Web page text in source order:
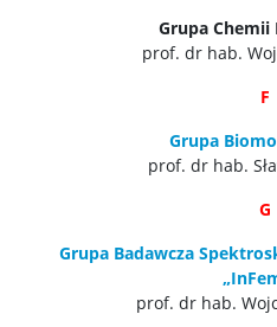
Grupa Chemii
prof. dr hab.
F
Grupa
prof. dr hab.
G
Grupa Badawcza
prof. dr hab.